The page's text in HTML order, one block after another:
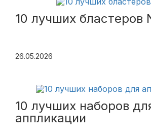
10 лучших бластеров
26.05.2026
10 лучших наборов
аппликации